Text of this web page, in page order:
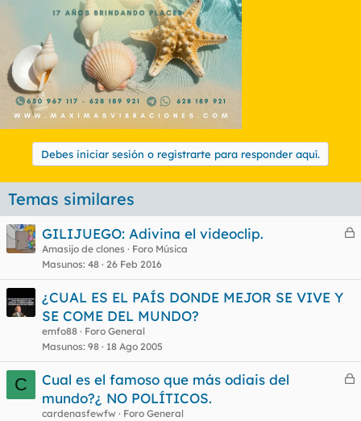
Debes iniciar sesión o registrarte para responder aquí.
Temas similares
C
r
GILIJUEGO: Adivina el videoclip.
Amasijo de clones
Foro Música
Masunos 48 26 Feb 2016
¿CUAL ES EL PAÍS DONDE MEJOR SE VIVE Y
SE COME DEL MUNDO?
emfo88
Foro General
Masunos 98 18 Ago 2005
C
C
Cual es el famoso que más odiais del
mundo?¿ NO POLÍTICOS.
cardenasfewfw
Foro General